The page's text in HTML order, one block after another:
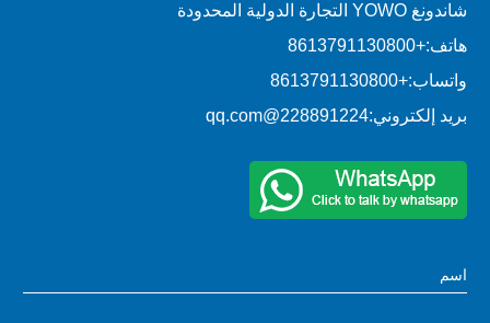
شاندونغ YOWO التجارة الدولية المحدودة
هاتف:+8613791130800
واتساب:+8613791130800
بريد إلكتروني:228891224@qq.com